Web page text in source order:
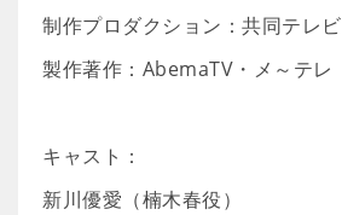
制作プロダクション：共同テレビ
製作著作：AbemaTV・メ～テレ
キャスト：
新川優愛（楠木春役）